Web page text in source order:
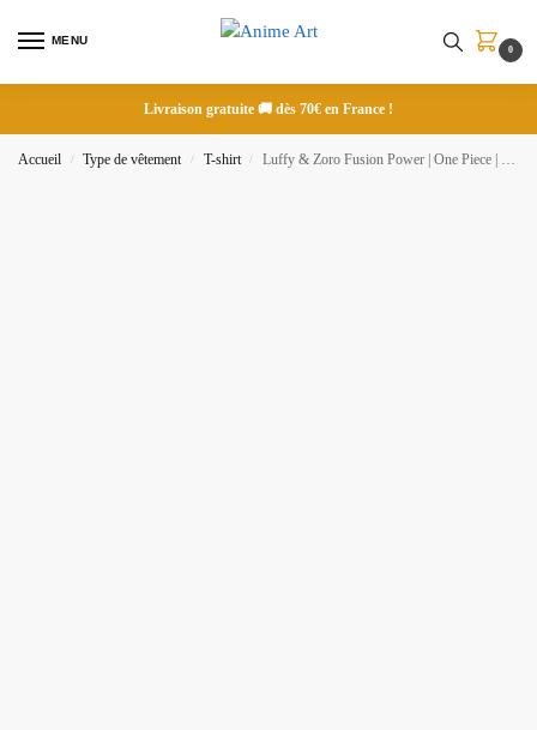
MENU
0
Livraison gratuite 🚚 dès 70€ en France !
Accueil / Type de vêtement / T-shirt / Luffy & Zoro Fusion Power | One Piece | T-shirt brodé